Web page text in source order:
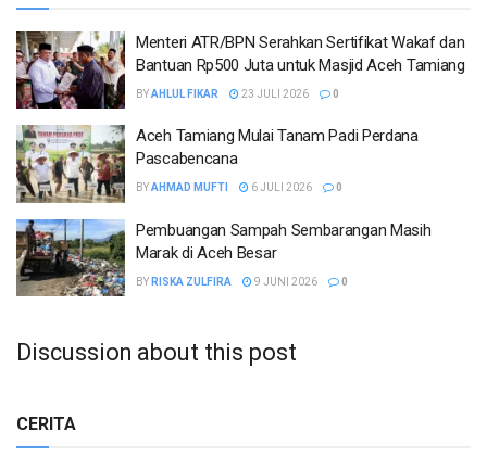
Menteri ATR/BPN Serahkan Sertifikat Wakaf dan
Bantuan Rp500 Juta untuk Masjid Aceh Tamiang
BYAHLUL FIKAR 23 JULI 2026 0
Aceh Tamiang Mulai Tanam Padi Perdana
Pascabencana
BYAHMAD MUFTI 6 JULI 2026 0
Pembuangan Sampah Sembarangan Masih
Marak di Aceh Besar
BY RISKA ZULFIRA 9 JUNI 2026 0
Discussion about this post
CERITA